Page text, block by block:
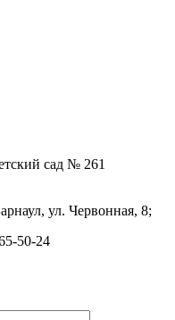
сад № 261
ул. Червонная, 8;
50-24